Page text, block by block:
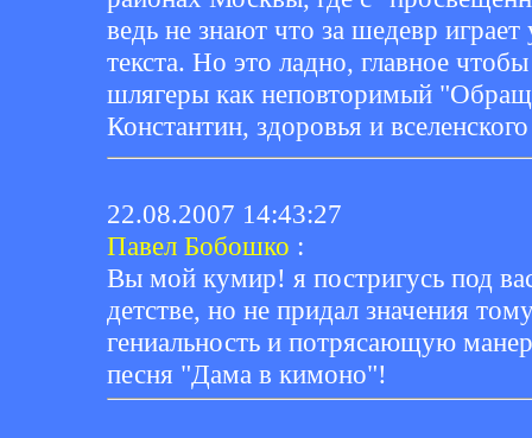
ведь не знают что за шедевр
текста. Но это ладно, главное
шлягеры как неповторимый
Константин, здоровья и
22.08.2007 14:43:27
Павел Бобошко :
Вы мой кумир! я постригусь под
детстве, но не придал значения
гениальность и потрясающую
песня "Дама в кимоно"!